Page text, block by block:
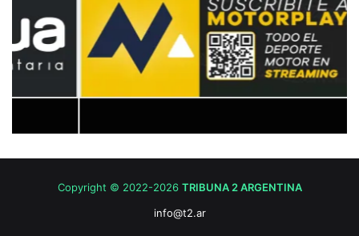
Copyright © 2022-2026 TRIBUNA 2 ARGENTINA
info@t2.ar